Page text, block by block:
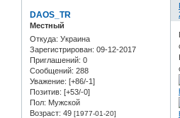
DAOS_TR
Местный
Откуда: Украина
Зарегистрирован: 09-12-2017
Приглашений: 0
Сообщений: 288
Уважение: [+86/-1]
Позитив: [+53/-0]
Пол: Мужской
Возраст: 49 [1977-01-20]